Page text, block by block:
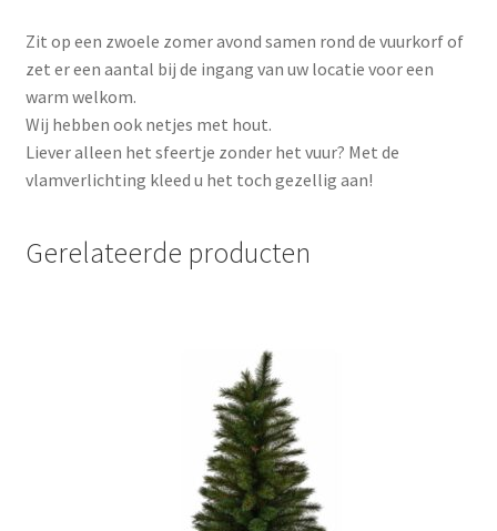
Zit op een zwoele zomer avond samen rond de vuurkorf of
zet er een aantal bij de ingang van uw locatie voor een
warm welkom.
Wij hebben ook netjes met hout.
Liever alleen het sfeertje zonder het vuur? Met de
vlamverlichting kleed u het toch gezellig aan!
Gerelateerde producten